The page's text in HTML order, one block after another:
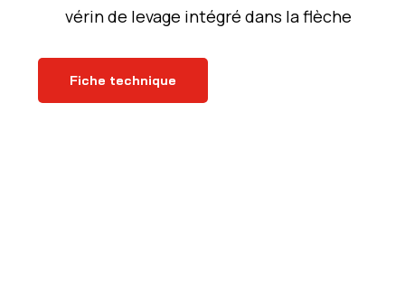
vérin de levage intégré dans la flèche
Fiche technique